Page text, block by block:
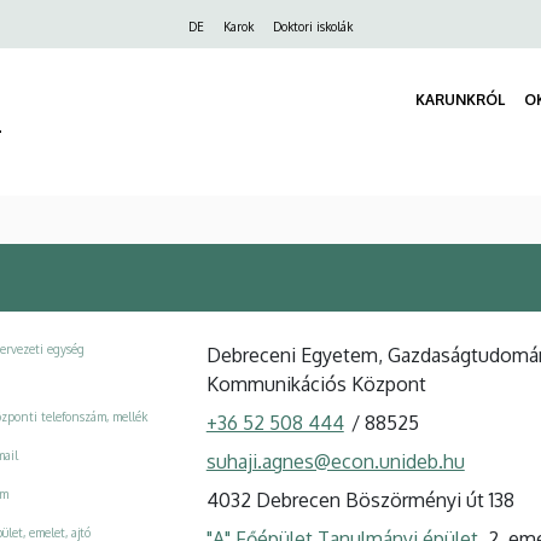
DE Karok Doktori iskolák
KARUNKRÓL
egység
Debreceni Egyetem,
Kommunikációs Központ
telefonszám, mellék +36 52 508 444 / 88525
suhaji.agnes@econ.unideb.hu
4032 Debrecen Böszörményi út 138
emelet, ajtó